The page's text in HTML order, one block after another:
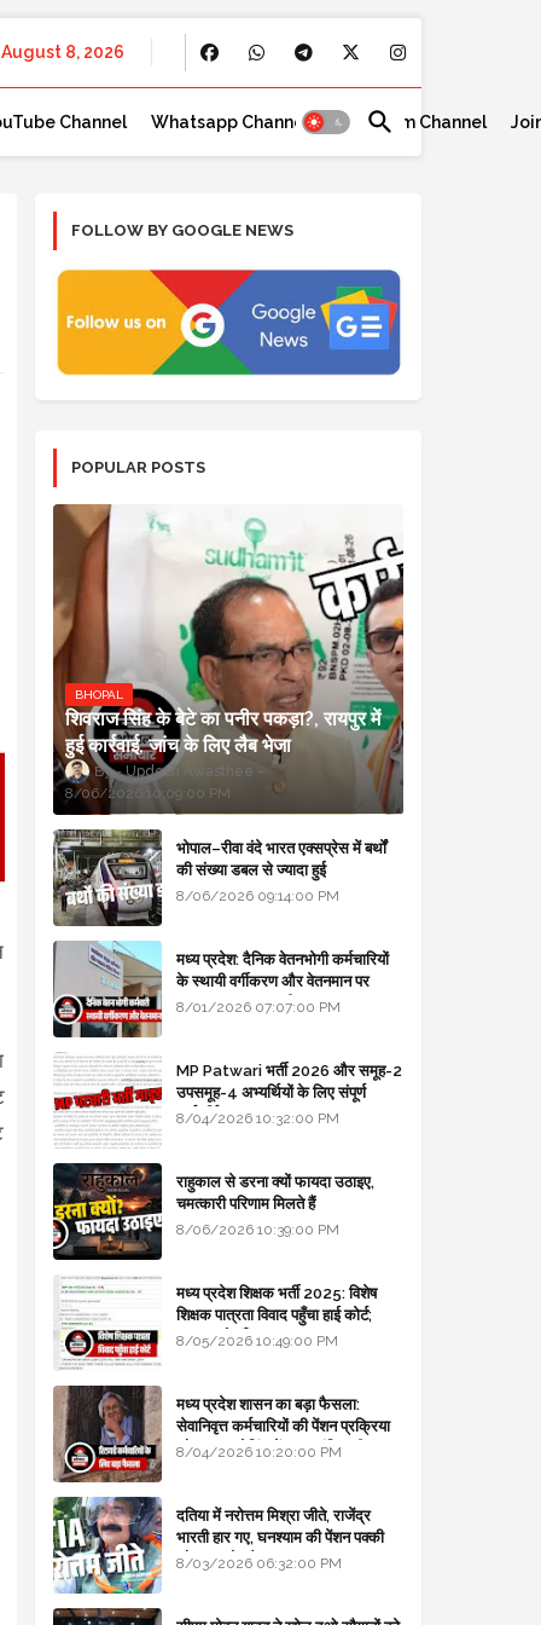
August 8, 2026
Channel Whatsapp Channel Telegram Channel
FOLLOW BY GOOGLE NEWS
POPULAR POSTS
BHOPAL
शिवराज सिंह के बेटे का पनीर पकड़ा?, रायपुर में
हुई कार्रवाई, जांच के लिए लैब भेजा
Updesh Awasthee
8/06/2026 10:09:00 PM
भोपाल–रीवा वंदे भारत एक्सप्रेस में बर्थों
की संख्या डबल से ज्यादा हुई
8/06/2026 09:14:00 PM
मध्य प्रदेश: दैनिक वेतनभोगी कर्मचारियों
के स्थायी वर्गीकरण और वेतनमान पर
सरकार का बड़ा स्पष्टीकरण
8/01/2026 07:07:00 PM
MP Patwari भर्ती 2026 और समूह-2
उपसमूह-4 अभ्यर्थियों के लिए संपूर्ण
मार्गदर्शिका
8/04/2026 10:32:00 PM
राहुकाल से डरना क्यों फायदा उठाइए,
चमत्कारी परिणाम मिलते हैं
8/06/2026 10:39:00 PM
मध्य प्रदेश शिक्षक भर्ती 2025: विशेष
शिक्षक पात्रता विवाद पहुँचा हाई कोर्ट;
सरकार से माँगा जवाब
8/05/2026 10:49:00 PM
मध्य प्रदेश शासन का बड़ा फैसला:
सेवानिवृत्त कर्मचारियों की पेंशन प्रक्रिया
और बजट कोडिंग में हुए क्रांतिकारी
8/04/2026 10:20:00 PM
दतिया में नरोत्तम मिश्रा जीते, राजेंद्र
भारती हार गए, घनश्याम की पेंशन पक्की
और आशुतोष बैक टू...
8/03/2026 06:32:00 PM